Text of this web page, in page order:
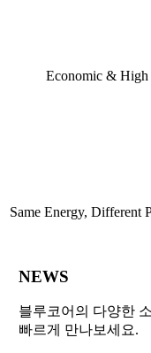
Economic &
Same Energy, Different
NEWS
블루코어의 다양한
빠르게 만나보세요.